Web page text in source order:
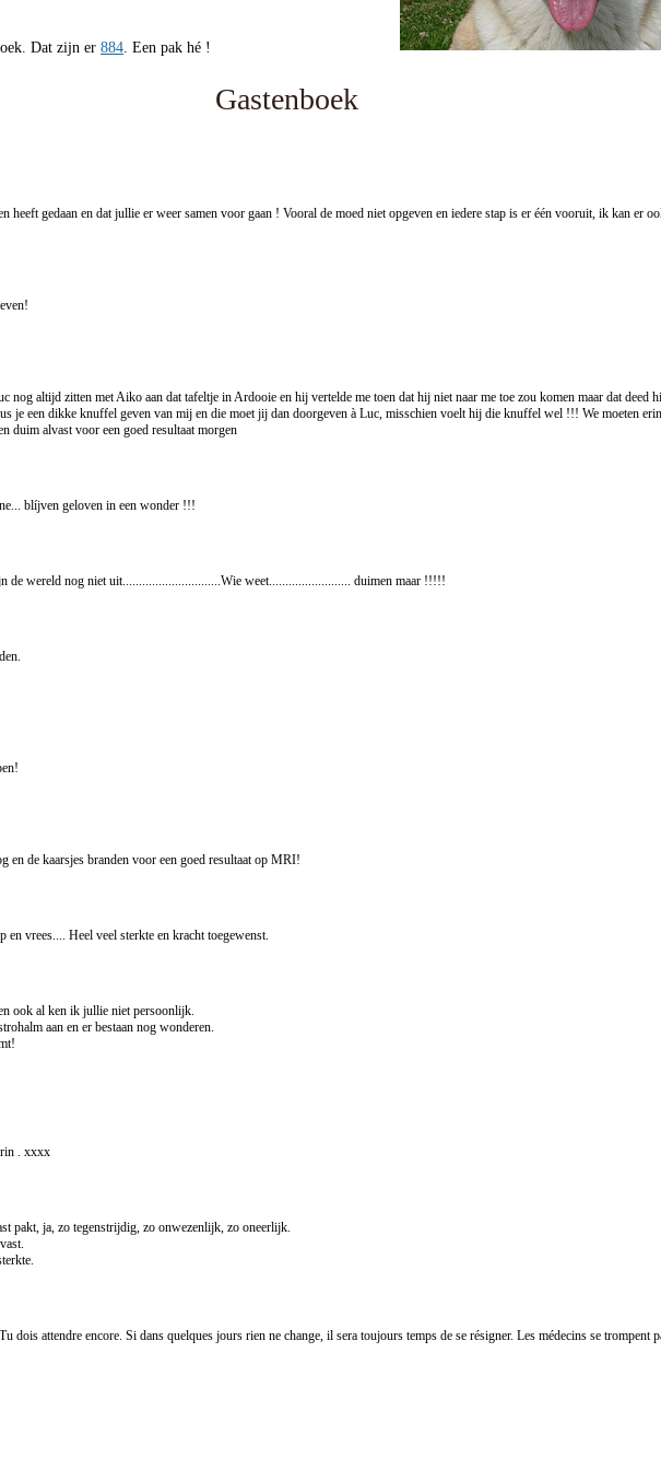
Dat zijn er 884 . Een pak hé !
Gastenboek
heeft gedaan en dat jullie er weer samen voor gaan ! Vooral de moed niet opgeven en iedere stap is er één vooruit, ik kan er
nog altijd zitten met Aiko aan dat tafeltje in Ardooie en hij vertelde me toen dat hij niet naar me toe zou komen maar dat deed
je een dikke knuffel geven van mij en die moet jij dan doorgeven à Luc, misschien voelt hij die knuffel wel !!! We moeten
duim alvast voor een goed resultaat morgen
blíjven geloven in een wonder !!!
de wereld nog niet uit..............................Wie weet......................... duimen maar !!!!!
en de kaarsjes branden voor een goed resultaat op MRI!
vrees.... Heel veel sterkte en kracht toegewenst.
ook al ken ik jullie niet persoonlijk.
aan en er bestaan nog wonderen.
. xxxx
pakt, ja, zo tegenstrijdig, zo onwezenlijk, zo oneerlijk.
dois attendre encore. Si dans quelques jours rien ne change, il sera toujours temps de se résigner. Les médecins se trompent